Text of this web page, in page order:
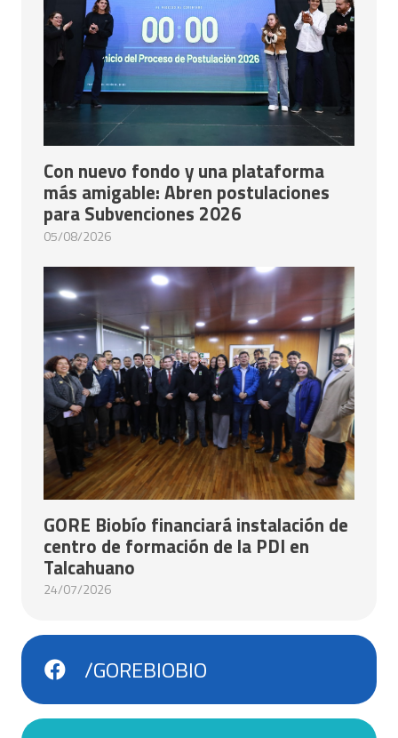
Con nuevo fondo y una plataforma
más amigable: Abren postulaciones
para Subvenciones 2026
05/08/2026
GORE Biobío financiará instalación de
centro de formación de la PDI en
Talcahuano
24/07/2026
/GOREBIOBIO